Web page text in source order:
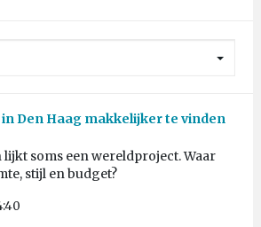
Den Haag makkelijker te vinden
soms een wereldproject. Waar
stijl en budget?